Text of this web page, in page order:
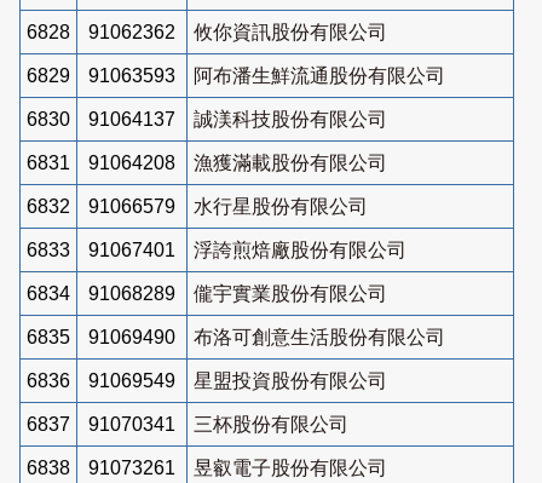
6828 91062362 攸你資訊股份有限公司
6829 91063593 阿布潘生鮮流通股份有限公司
6830 91064137 誠渼科技股份有限公司
6831 91064208 漁獲滿載股份有限公司
6832 91066579 水行星股份有限公司
6833 91067401 浮誇煎焙廠股份有限公司
6834 91068289 儱宇實業股份有限公司
6835 91069490 布洛可創意生活股份有限公司
6836 91069549 星盟投資股份有限公司
6837 91070341 三杯股份有限公司
6838 91073261 昱叡電子股份有限公司